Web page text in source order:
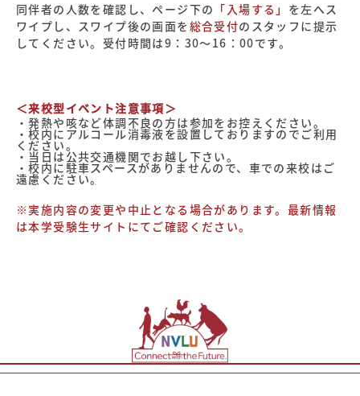
同伴者の人数を確認し、ページ下の 「入場する」 を左へス
ワイプし、スワイプ後の画面を総合受付のスタッフに提示
してください。受付時間は9：30～16：00です。
＜来校型イベント注意事項＞
・発熱や咳など体調不良の方は参加をお控えください。
・校内にアルコール消毒液を設置しておりますのでご利用
ください。
・当日は公共交通機関でお越し下さい。
・校内に駐車スペースがありませんので、車での来校はご
遠慮ください。
※実施内容の変更や中止となる場合があります。最新情報
は本学受験生サイトにてご確認ください。